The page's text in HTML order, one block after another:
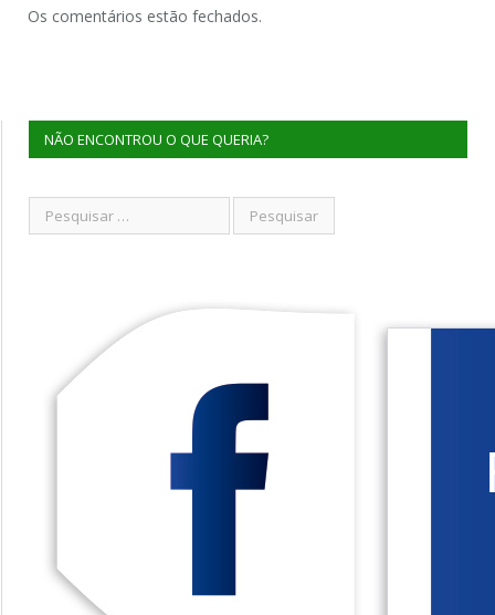
Os comentários estão fechados.
NÃO ENCONTROU O QUE QUERIA?